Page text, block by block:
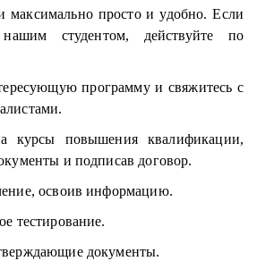
максимально просто и удобно. Если
студентом, действуйте по
программу и свяжитесь с
курсы повышения квалификации,
и подписав договор.
освоив информацию.
тестирование.
документы.